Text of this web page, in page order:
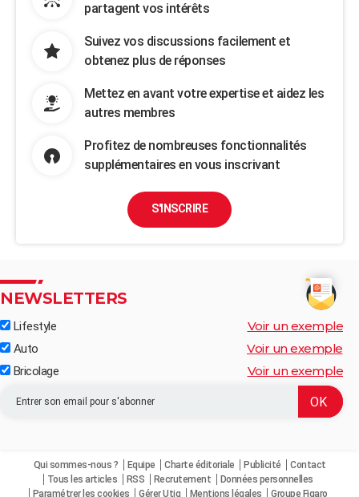
partagent vos intérêts
Suivez vos discussions facilement et
obtenez plus de réponses
Mettez en avant votre expertise et aidez les
autres membres
Profitez de nombreuses fonctionnalités
supplémentaires en vous inscrivant
S'INSCRIRE
NEWSLETTERS
Lifestyle Voir un exemple
Auto Voir un exemple
Bricolage Voir un exemple
Qui sommes-nous ? Equipe Charte éditoriale Publicité
Contact
Tous les articles
RSS Recrutement
Données personnelles
Paramétrer les cookies
Gérer Utiq Mentions légales Groupe Figaro